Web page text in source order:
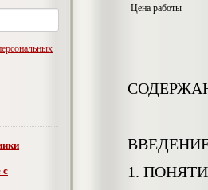
с
Цена работы
1.